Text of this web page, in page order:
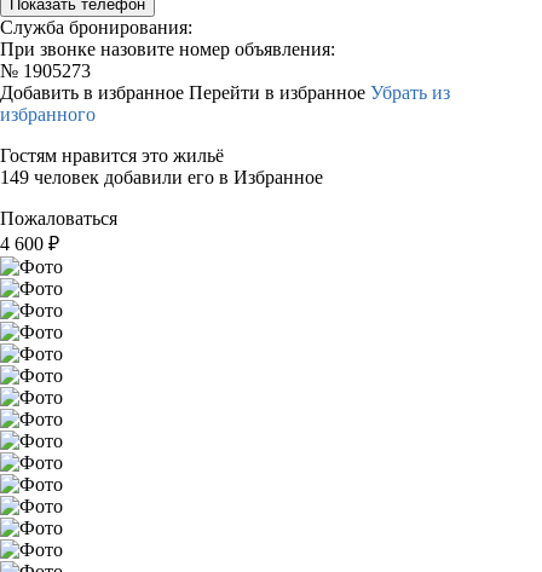
Показать телефон
Служба бронирования:
При звонке назовите номер объявления:
№ 1905273
Добавить в избранное Перейти в избранное Убрать из
избранного
Гостям нравится это жильё
149 человек добавили его в Избранное
Пожаловаться
4 600 ₽